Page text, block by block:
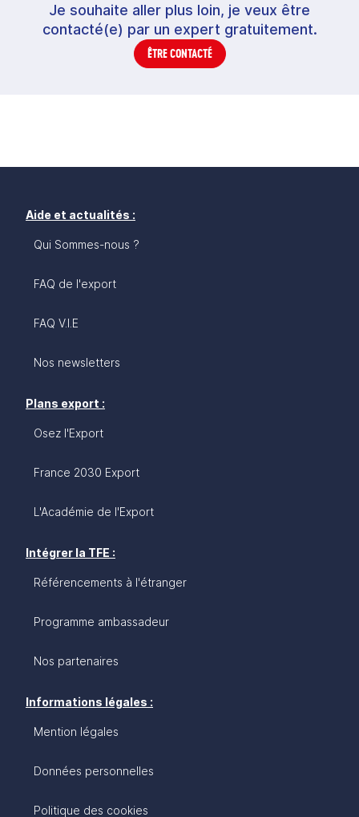
Je souhaite aller plus loin, je veux être
contacté(e) par un expert gratuitement.
ÊTRE CONTACTÉ
Aide et actualités :
Qui Sommes-nous ?
FAQ de l'export
FAQ V.I.E
Nos newsletters
Plans export :
Osez l'Export
France 2030 Export
L'Académie de l'Export
Intégrer la TFE :
Référencements à l'étranger
Programme ambassadeur
Nos partenaires
Informations légales :
Mention légales
Données personnelles
Politique des cookies